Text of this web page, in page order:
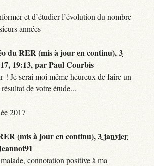
et d’étudier l’évolution du nombre
années
du RER (mis à jour en continu),3
19:13,parPaul Courbis
! Je serai moi même heureux de faire un
de votre étude...
2017
(mis à jour en continu),3 janvier
connotation positive à ma